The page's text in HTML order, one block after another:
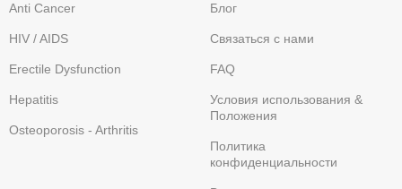
Anti Cancer
HIV / AIDS
Erectile Dysfunction
Hepatitis
Osteoporosis - Arthritis
Блог
Связаться с нами
FAQ
Условия использования &
Положения
Политика
конфиденциальности